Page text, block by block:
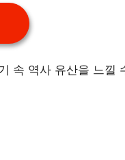
속 역사 유산을 느낄